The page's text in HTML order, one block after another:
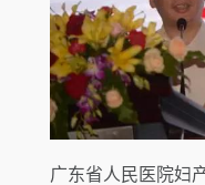
广东省人民医院妇